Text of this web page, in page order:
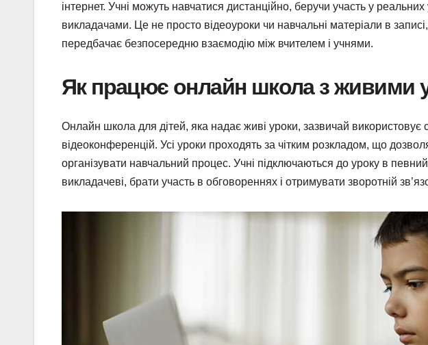
інтернет. Учні можуть навчатися дистанційно, беручи участь у
викладачами. Це не просто відеоуроки чи навчальні матеріали в
передбачає безпосередню взаємодію між вчителем і учнями.
Як працює онлайн школа з живими
Онлайн школа для дітей, яка надає живі уроки, зазвичай використовує
відеоконференцій. Усі уроки проходять за чітким розкладом, що
організувати навчальний процес. Учні підключаються до уроку в
викладачеві, брати участь в обговореннях і отримувати зворотній